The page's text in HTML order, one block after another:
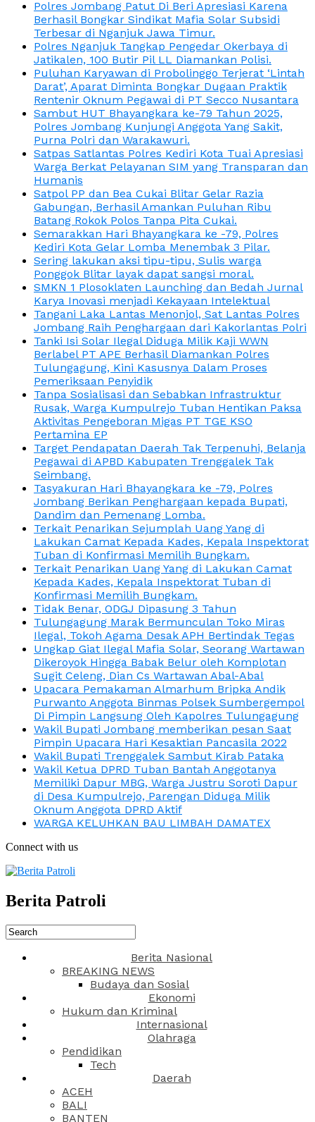
Polres Jombang Patut Di Beri Apresiasi Karena
Berhasil Bongkar Sindikat Mafia Solar Subsidi
Terbesar di Nganjuk Jawa Timur.
Polres Nganjuk Tangkap Pengedar Okerbaya di
Jatikalen, 100 Butir Pil LL Diamankan Polisi.
Puluhan Karyawan di Probolinggo Terjerat ‘Lintah
Darat’, Aparat Diminta Bongkar Dugaan Praktik
Rentenir Oknum Pegawai di PT Secco Nusantara
Sambut HUT Bhayangkara ke-79 Tahun 2025,
Polres Jombang Kunjungi Anggota Yang Sakit,
Purna Polri dan Warakawuri.
Satpas Satlantas Polres Kediri Kota Tuai Apresiasi
Warga Berkat Pelayanan SIM yang Transparan dan
Humanis
Satpol PP dan Bea Cukai Blitar Gelar Razia
Gabungan, Berhasil Amankan Puluhan Ribu
Batang Rokok Polos Tanpa Pita Cukai.
Semarakkan Hari Bhayangkara ke -79, Polres
Kediri Kota Gelar Lomba Menembak 3 Pilar.
Sering lakukan aksi tipu-tipu, Sulis warga
Ponggok Blitar layak dapat sangsi moral.
SMKN 1 Plosoklaten Launching dan Bedah Jurnal
Karya Inovasi menjadi Kekayaan Intelektual
Tangani Laka Lantas Menonjol, Sat Lantas Polres
Jombang Raih Penghargaan dari Kakorlantas Polri
Tanki Isi Solar Ilegal Diduga Milik Kaji WWN
Berlabel PT APE Berhasil Diamankan Polres
Tulungagung, Kini Kasusnya Dalam Proses
Pemeriksaan Penyidik
Tanpa Sosialisasi dan Sebabkan Infrastruktur
Rusak, Warga Kumpulrejo Tuban Hentikan Paksa
Aktivitas Pengeboran Migas PT TGE KSO
Pertamina EP
Target Pendapatan Daerah Tak Terpenuhi, Belanja
Pegawai di APBD Kabupaten Trenggalek Tak
Seimbang.
Tasyakuran Hari Bhayangkara ke -79, Polres
Jombang Berikan Penghargaan kepada Bupati,
Dandim dan Pemenang Lomba.
Terkait Penarikan Sejumplah Uang Yang di
Lakukan Camat Kepada Kades, Kepala Inspektorat
Tuban di Konfirmasi Memilih Bungkam.
Terkait Penarikan Uang Yang di Lakukan Camat
Kepada Kades, Kepala Inspektorat Tuban di
Konfirmasi Memilih Bungkam.
Tidak Benar, ODGJ Dipasung 3 Tahun
Tulungagung Marak Bermunculan Toko Miras
Ilegal, Tokoh Agama Desak APH Bertindak Tegas
Ungkap Giat Ilegal Mafia Solar, Seorang Wartawan
Dikeroyok Hingga Babak Belur oleh Komplotan
Sugit Celeng, Dian Cs Wartawan Abal-Abal
Upacara Pemakaman Almarhum Bripka Andik
Purwanto Anggota Binmas Polsek Sumbergempol
Di Pimpin Langsung Oleh Kapolres Tulungagung
Wakil Bupati Jombang memberikan pesan Saat
Pimpin Upacara Hari Kesaktian Pancasila 2022
Wakil Bupati Trenggalek Sambut Kirab Pataka
Wakil Ketua DPRD Tuban Bantah Anggotanya
Memiliki Dapur MBG, Warga Justru Soroti Dapur
di Desa Kumpulrejo, Parengan Diduga Milik
Oknum Anggota DPRD Aktif
WARGA KELUHKAN BAU LIMBAH DAMATEX
Connect with us
Berita Patroli
Berita Nasional
BREAKING NEWS
Budaya dan Sosial
Ekonomi
Hukum dan Kriminal
Internasional
Olahraga
Pendidikan
Tech
Daerah
ACEH
BALI
BANTEN